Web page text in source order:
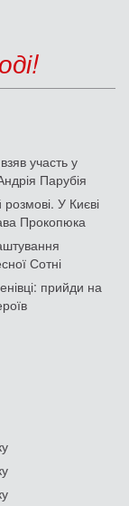
участь у
Парубія
розмові. У Києві
Прокопюка
Сотні
прийди на